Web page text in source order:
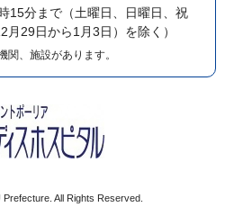
15分まで （土曜日、日曜日、祝
月29日から1月3日）を除く）
、施設があります。
All Rights Reserved.